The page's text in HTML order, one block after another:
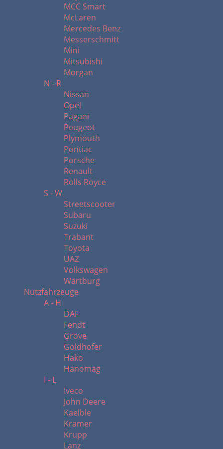
MCC Smart
McLaren
Mercedes Benz
Messerschmitt
Mini
Mitsubishi
Morgan
N - R
Nissan
Opel
Pagani
Peugeot
Plymouth
Pontiac
Porsche
Renault
Rolls Royce
S - W
Streetscooter
Subaru
Suzuki
Trabant
Toyota
UAZ
Volkswagen
Wartburg
Nutzfahrzeuge
A - H
DAF
Fendt
Grove
Goldhofer
Hako
Hanomag
I - L
Iveco
John Deere
Kaelble
Kramer
Krupp
Lanz